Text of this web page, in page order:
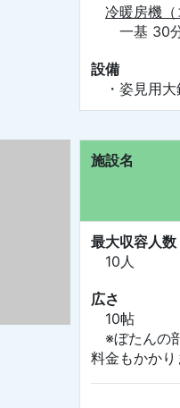
冷暖房機
一基 30
設備
・姿見用大
施設名
最大収容人数
10人
広さ
10帖
※ぼたんの
料金もかか